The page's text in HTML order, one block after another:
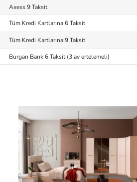
Axess 9 Taksit
Tüm Kredi Kartlarına 6 Taksit
Tüm Kredi Kartlarına 9 Taksit
Burgan Bank 6 Taksit (3 ay ertelemeli)